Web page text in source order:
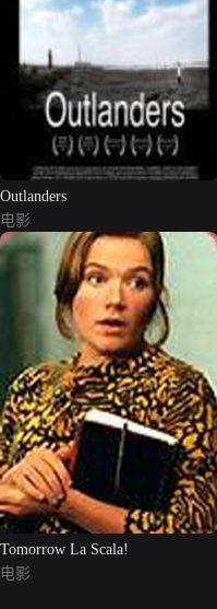
Outlanders
电影
Tomorrow La Scala!
电影